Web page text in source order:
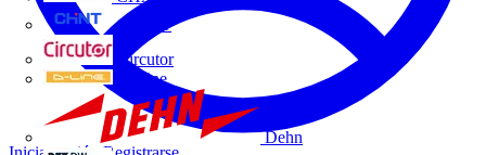
CHINT
Circutor
D-Line
Dehn